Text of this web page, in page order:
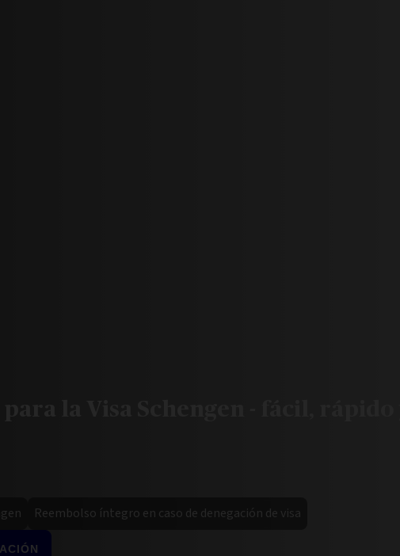
para la Visa Schengen - fácil, rápido
Reembolso íntegro en caso de denegación de visa